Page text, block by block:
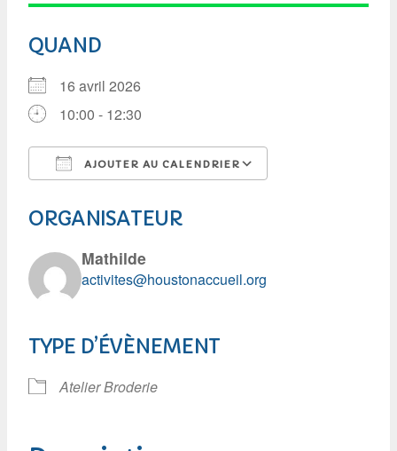
QUAND
16 avril 2026
10:00 - 12:30
AJOUTER AU CALENDRIER
ORGANISATEUR
Mathilde
activites@houstonaccueil.org
TYPE D’ÉVÈNEMENT
Atelier Broderie